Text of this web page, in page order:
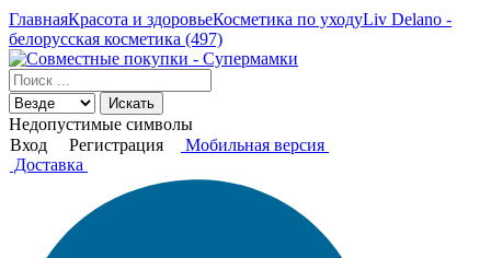
ГлавнаяКрасота и здоровьеКосметика по уходуLiv Delano -
белорусская косметика (497)
Искать
Недопустимые символы
Вход
Регистрация
Мобильная версия
Доставка